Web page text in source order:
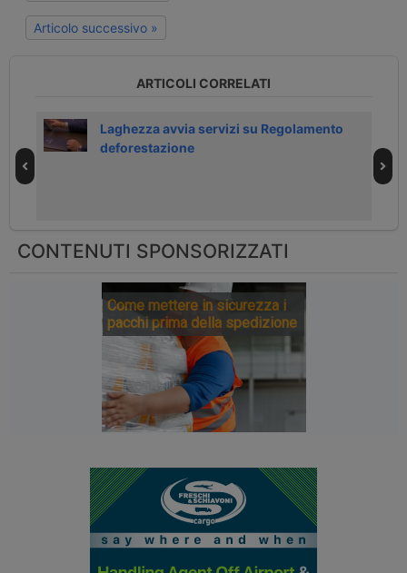
Articolo successivo »
ARTICOLI CORRELATI
Laghezza avvia servizi su Regolamento
deforestazione
CONTENUTI SPONSORIZZATI
Come mettere in sicurezza i
pacchi prima della spedizione